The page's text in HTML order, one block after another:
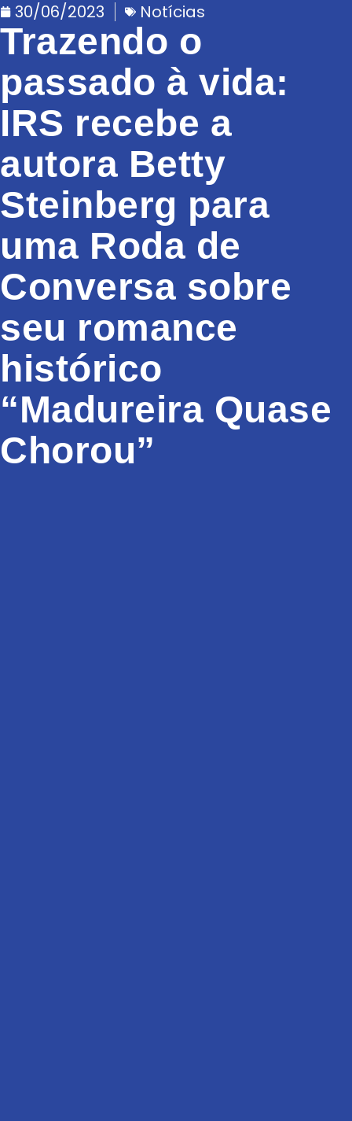
30/06/2023 Notícias
Trazendo o
passado à vida:
IRS recebe a
autora Betty
Steinberg para
uma Roda de
Conversa sobre
seu romance
histórico
“Madureira Quase
Chorou”